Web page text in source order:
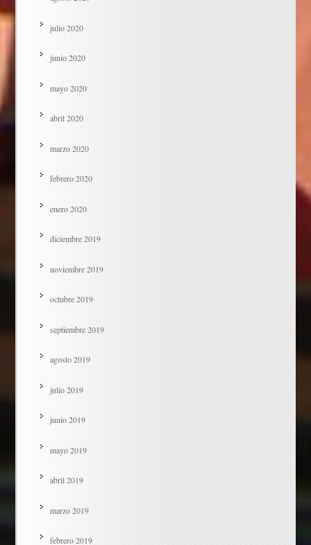
julio 2020
junio 2020
mayo 2020
abril 2020
marzo 2020
febrero 2020
enero 2020
diciembre 2019
noviembre 2019
octubre 2019
septiembre 2019
agosto 2019
julio 2019
junio 2019
mayo 2019
abril 2019
marzo 2019
febrero 2019